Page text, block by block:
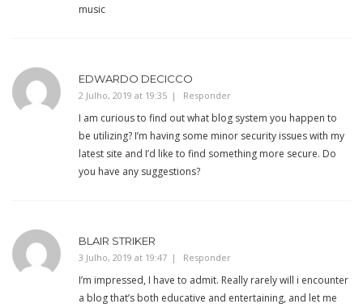
music
EDWARDO DECICCO
2 Julho, 2019 at 19:35 Responder
I am curious to find out what blog system you happen to
be utilizing? I’m having some minor security issues with my
latest site and I’d like to find something more secure. Do
you have any suggestions?
BLAIR STRIKER
3 Julho, 2019 at 19:47 Responder
I’m impressed, I have to admit. Really rarely will i encounter
a blog that’s both educative and entertaining, and let me